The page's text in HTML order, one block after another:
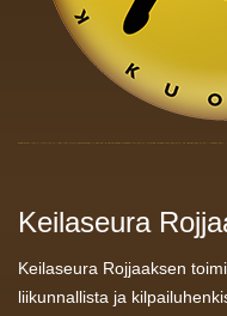
Keilaseura
Keilaseura Rojjaaksen
liikunnallista ja